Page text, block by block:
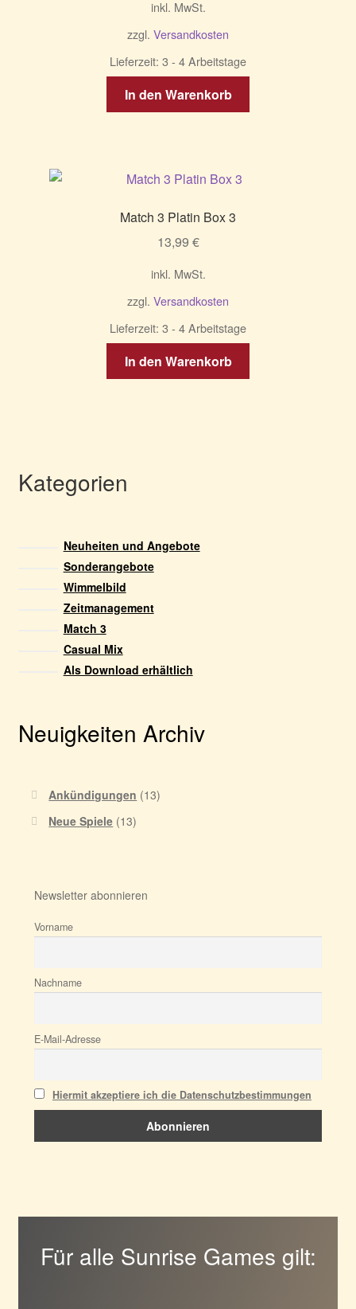
inkl. MwSt.
zzgl. Versandkosten
Lieferzeit: 3 - 4 Arbeitstage
In den Warenkorb
Match 3 Platin Box 3
13,99 €
inkl. MwSt.
zzgl. Versandkosten
Lieferzeit: 3 - 4 Arbeitstage
In den Warenkorb
Kategorien
Neuheiten und Angebote
Sonderangebote
Wimmelbild
Zeitmanagement
Match 3
Casual Mix
Als Download erhältlich
Neuigkeiten Archiv
Ankündigungen (13)
Neue Spiele (13)
Newsletter abonnieren
Vorname
Nachname
E-Mail-Adresse
Hiermit akzeptiere ich die Datenschutzbestimmungen
Für alle Sunrise Games gilt: